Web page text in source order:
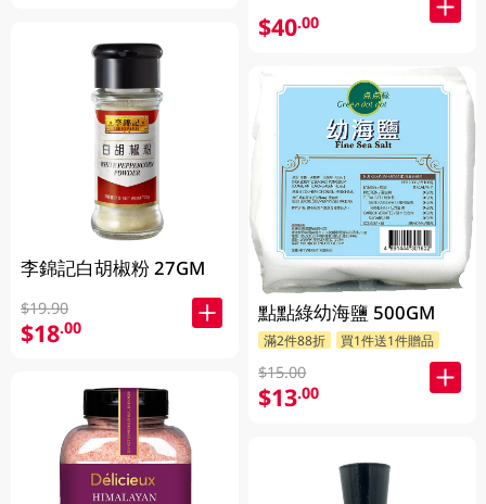
李錦記白胡椒粉 27GM
$19.90
$18.00
$40.00
點點綠幼海鹽 500GM
滿2件88折 買1件送1件贈品
$15.00
$13.00